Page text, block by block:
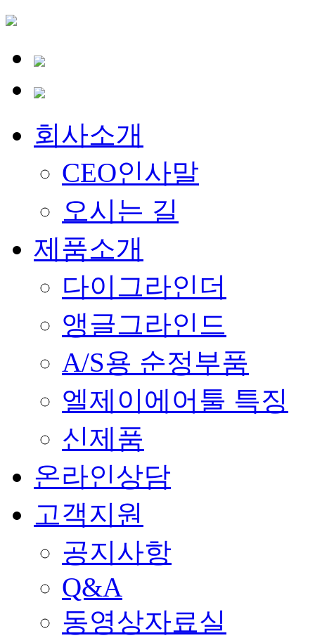
회사소개
CEO인사말
오시는 길
제품소개
다이그라인더
앵글그라인드
A/S용 순정부품
엘제이에어툴 특징
신제품
온라인상담
고객지원
공지사항
Q&A
동영상자료실